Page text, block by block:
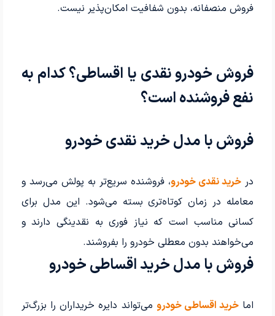
فروش منصفانه، بدون شفافیت امکان‌پذیر نیست.
فروش خودرو نقدی یا اقساطی؟ کدام به
نفع فروشنده است؟
فروش با مدل خرید نقدی خودرو
در خرید نقدی خودرو، فروشنده سریع‌تر به پولش می‌رسد و
معامله در زمان کوتاه‌تری بسته می‌شود. این مدل برای
کسانی مناسب است که نیاز فوری به نقدینگی دارند و
می‌خواهند بدون معطلی خودرو را بفروشند.
فروش با مدل خرید اقساطی خودرو
اما خرید اقساطی خودرو می‌تواند دایره خریداران را بزرگ‌تر